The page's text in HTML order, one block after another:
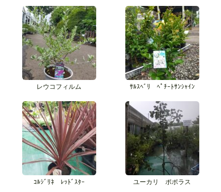
レウコフィルム ｻﾙｽﾍﾞﾘ ﾍﾟﾁｰﾄｻﾝｼｬｲﾝ
ｺﾙｼﾞﾘﾈ ﾚｯﾄﾞｽﾀｰ ユーカリ ポポラス